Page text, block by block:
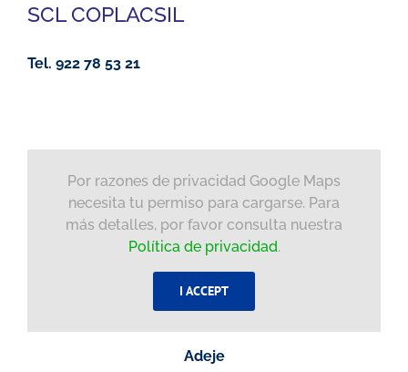
SCL COPLACSIL
Tel. 922 78 53 21
Por razones de privacidad Google Maps
necesita tu permiso para cargarse. Para
más detalles, por favor consulta nuestra
Política de privacidad.
I ACCEPT
Adeje